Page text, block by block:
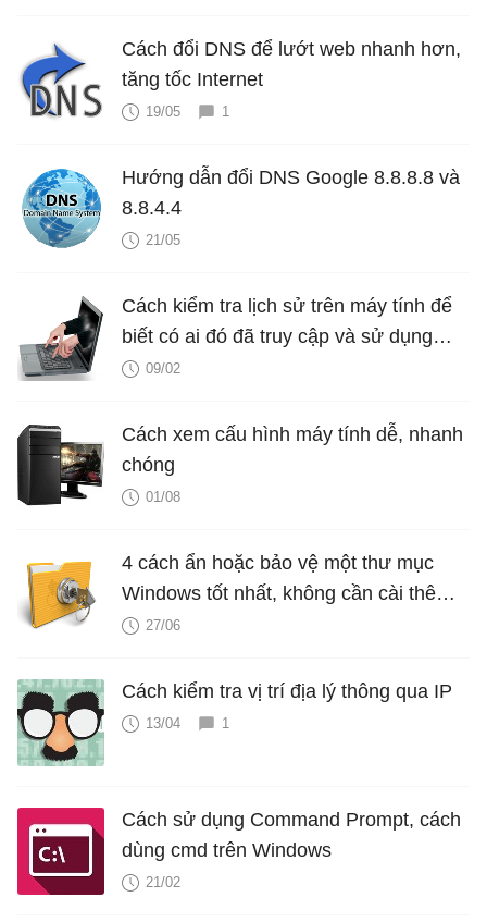
Cách đổi DNS để lướt web nhanh hơn,
tăng tốc Internet
19/05 1
Hướng dẫn đổi DNS Google 8.8.8.8 và
8.8.4.4
21/05
Cách kiểm tra lịch sử trên máy tính để
biết có ai đó đã truy cập và sử dụng
máy tính của bạn?
09/02
Cách xem cấu hình máy tính dễ, nhanh
chóng
01/08
4 cách ẩn hoặc bảo vệ một thư mục
Windows tốt nhất, không cần cài thêm
phần mềm
27/06
Cách kiểm tra vị trí địa lý thông qua IP
13/04 1
Cách sử dụng Command Prompt, cách
dùng cmd trên Windows
21/02